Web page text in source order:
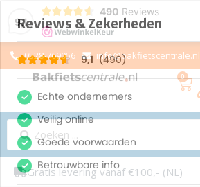
9,1
490 Reviews
0528-769056 info@bakfietscentrale.nl
0
Gratis levering vanaf €100,- (NL)